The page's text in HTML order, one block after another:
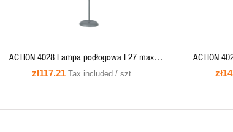
ACTION 4028 Lampa podłogowa E27 max
100W + E14 max 25W,1800mm, średn. 230mm
zł117.21 Tax included / szt
ACTION
100W + E14